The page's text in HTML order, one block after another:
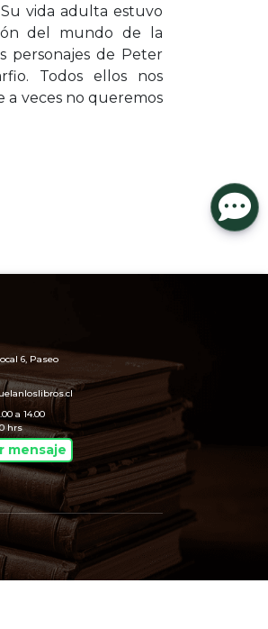
vida adulta estuvo
del mundo de la
personajes de Peter
Todos ellos nos
veces no queremos
6, Paseo
a 14.00
hrs
mensaje